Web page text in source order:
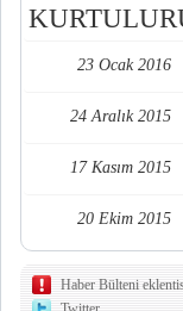
23 Ocak 2016
24 Aralık 2015
17 Kasım 2015
20 Ekim 2015
Haber Bülteni